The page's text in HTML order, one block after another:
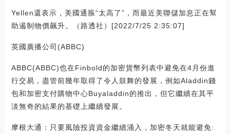
Yellen還表示，美國通脹“太高了”，而最近美聯儲加息正在幫
助遏制物價飆升。（路透社）[2022/7/25 2:35:07]
英國廣播公司(ABBC)
ABBC(ABBC)也在Finbold的加密貨幣列表中避免在4月份進
行交易，盡管前幾年取得了令人鼓舞的發展，例如Aladdin錢
包和加密支付購物中心Buyaladdin的推出，但它繼續在其平
淡無奇的結果的基礎上繼續發展。
摩根大通：只要風險投資資金繼續涌入，加密冬天就能避免: